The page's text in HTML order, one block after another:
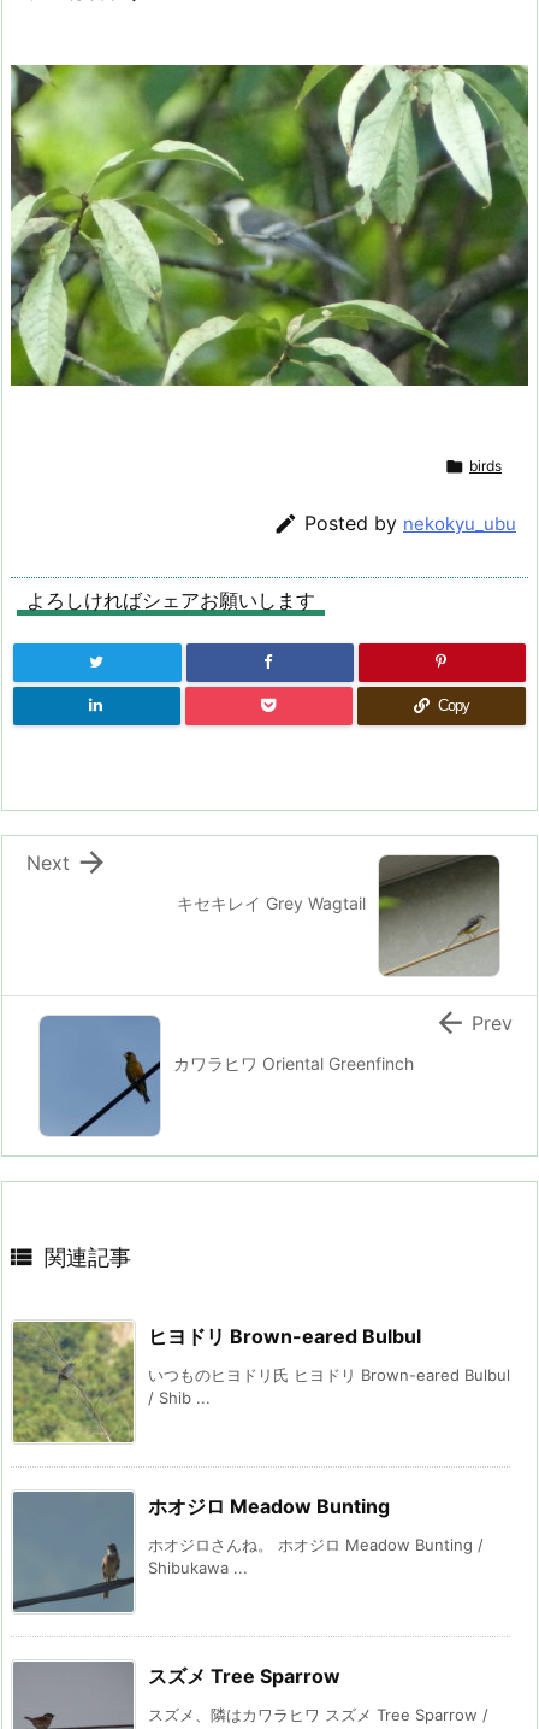
 birds
 Posted by nekokyu_ubu
よろしければシェアお願いします
Copy
キセキレイ Grey Wagtail

Next
カワラヒワ Oriental Greenfinch
 Prev
 関連記事
ヒヨドリ Brown-eared Bulbul
いつものヒヨドリ氏 ヒヨドリ Brown-eared Bulbul
/ Shib ...
ホオジロ Meadow Bunting
ホオジロさんね。 ホオジロ Meadow Bunting /
Shibukawa ...
スズメ Tree Sparrow
スズメ、隣はカワラヒワ スズメ Tree Sparrow /